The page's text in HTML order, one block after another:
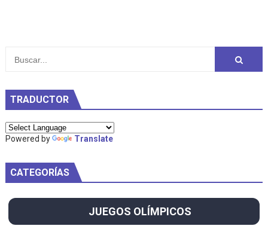
TRADUCTOR
Powered by Translate
CATEGORÍAS
JUEGOS OLÍMPICOS